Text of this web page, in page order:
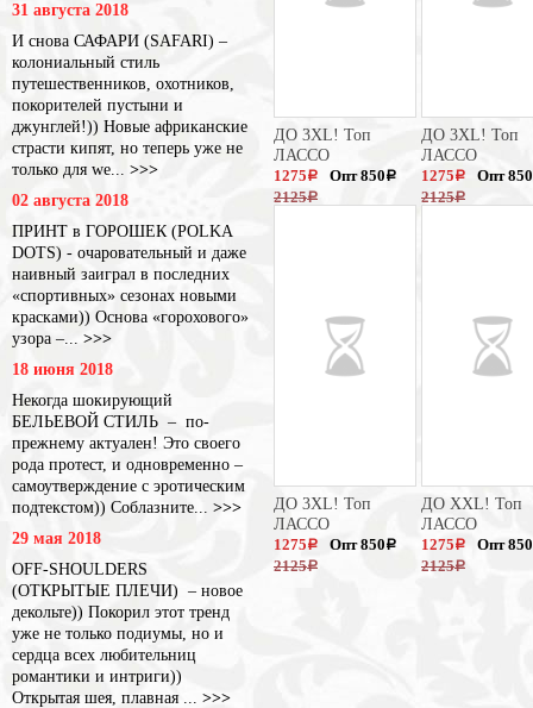
31 августа 2018
И снова САФАРИ (SAFARI) –
колониальный стиль
путешественников, охотников,
покорителей пустыни и
джунглей!)) Новые африканские
страсти кипят, но теперь уже не
только для we... >>>
02 августа 2018
ПРИНТ в ГОРОШЕК (POLKA
DOTS) - очаровательный и даже
наивный заиграл в последних
«спортивных» сезонах новыми
красками)) Основа «горохового»
узора –... >>>
18 июня 2018
Некогда шокирующий
БЕЛЬЕВОЙ СТИЛЬ – по-
прежнему актуален! Это своего
рода протест, и одновременно –
самоутверждение с эротическим
подтекстом)) Соблазните... >>>
29 мая 2018
OFF-SHOULDERS
(ОТКРЫТЫЕ ПЛЕЧИ) – новое
декольте)) Покорил этот тренд
уже не только подиумы, но и
сердца всех любительниц
романтики и интриги))
Открытая шея, плавная ... >>>
ДО 3XL! Топ
ЛАССО
1275 a
2125a
Опт 850 a
ДО 3XL! Топ
ЛАССО
1275 a
2125a
Опт 850
ДО 3XL! Топ
ЛАССО
1275 a
2125a
Опт 850 a
ДО XXL! Топ
ЛАССО
1275 a
2125a
Опт 850